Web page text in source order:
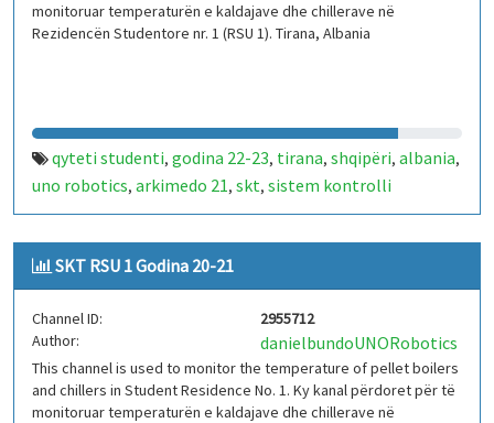
monitoruar temperaturën e kaldajave dhe chillerave në
Rezidencën Studentore nr. 1 (RSU 1). Tirana, Albania
qyteti studenti, godina 22-23, tirana, shqipëri, albania,
uno robotics, arkimedo 21, skt, sistem kontrolli
temperature,iot,arduino,kaldajë,chiller,rsu 1
SKT RSU 1 Godina 20-21
Channel ID:
2955712
Author:
danielbundoUNORobotics
This channel is used to monitor the temperature of pellet boilers
and chillers in Student Residence No. 1. Ky kanal përdoret për të
monitoruar temperaturën e kaldajave dhe chillerave në